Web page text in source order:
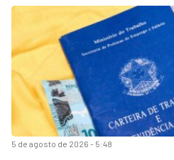
5 de agosto de 2026 - 5:48